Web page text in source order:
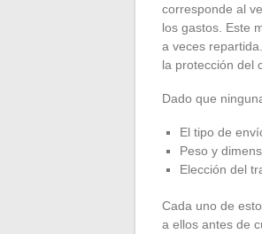
corresponde al
los gastos. Este
a veces
la protección del
Dado que
El tipo de
Peso y
Elección del
Cada uno de
a ellos antes de